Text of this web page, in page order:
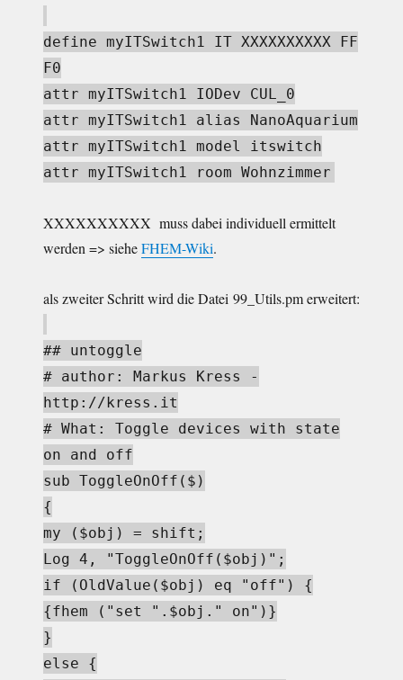
define myITSwitch1 IT XXXXXXXXXX FF
F0
attr myITSwitch1 IODev CUL_0
attr myITSwitch1 alias NanoAquarium
attr myITSwitch1 model itswitch
attr myITSwitch1 room Wohnzimmer
XXXXXXXXXX muss dabei individuell ermittelt
werden => sieheFHEM-Wiki.
als zweiter Schritt wird die Datei 99_Utils.pm erweitert:
## untoggle
# author: Markus Kress -
http://kress.it
# What: Toggle devices with state
on and off
sub ToggleOnOff($)
{
my ($obj) = shift;
Log 4, "ToggleOnOff($obj)";
if (OldValue($obj) eq "off") {
{fhem ("set ".$obj." on")}
}
else {